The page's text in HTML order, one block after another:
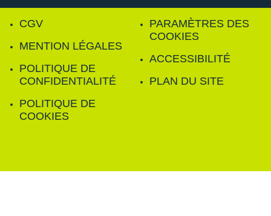
CGV
MENTION LÉGALES
POLITIQUE DE
CONFIDENTIALITÉ
POLITIQUE DE
COOKIES
PARAMÈTRES DES
COOKIES
ACCESSIBILITÉ
PLAN DU SITE